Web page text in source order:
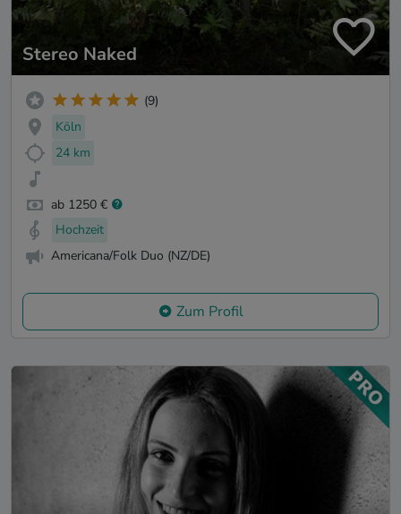
Stereo Naked
(9)
Köln
24 km
ab 1250 €
Hochzeit
Americana/Folk Duo (NZ/DE)
Zum Profil